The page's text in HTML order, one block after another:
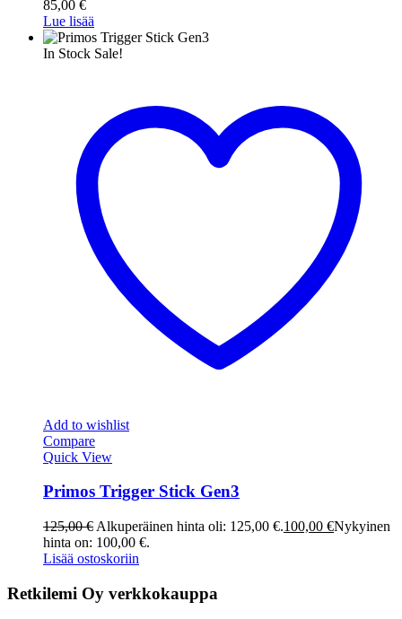
85,00 €
Lue lisää
In Stock Sale!
Add to wishlist
Compare
Quick View
Primos Trigger Stick Gen3
125,00€ Alkuperäinen hinta oli: 125,00 €.100,00 €Nykyinen
hinta on: 100,00 €.
Lisää ostoskoriin
Retkilemi Oy verkkokauppa